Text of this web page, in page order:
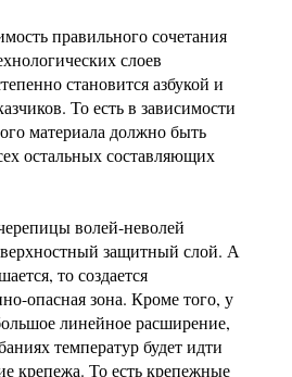
правильного сочетания
слоев
становится азбукой и
То есть в зависимости
материала должно быть
остальных составляющих
волей-неволей
защитный слой. А
то создается
опасная зона. Кроме того, у
линейное расширение,
температур будет идти
крепежа. То есть крепежные